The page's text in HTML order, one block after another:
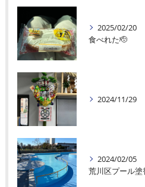
2025/02/20
食べれた🫡
2024/11/29
2024/02/05
荒川区プール塗